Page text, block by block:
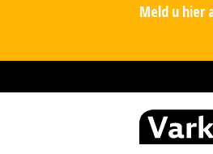
Meld u hier